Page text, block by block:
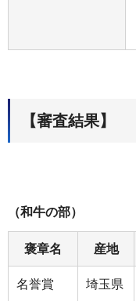
【審査結果】
（和牛の部）
褒章名 産地
名誉賞 埼玉県